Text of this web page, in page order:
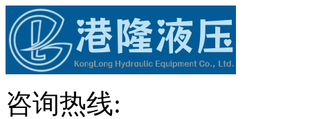
咨询热线: